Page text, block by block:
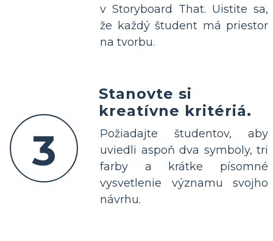
v Storyboard That. Uistite sa,
že každý študent má priestor
na tvorbu.
3
Stanovte si
kreatívne kritériá.
Požiadajte študentov, aby
uviedli aspoň dva symboly, tri
farby a krátke písomné
vysvetlenie významu svojho
návrhu.